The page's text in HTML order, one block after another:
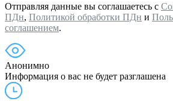
Отправляя данные вы соглашаетесь с
ПДн, Политикой обработки ПДн и
соглашением.
Анонимно
Информация о вас не будет разглашена